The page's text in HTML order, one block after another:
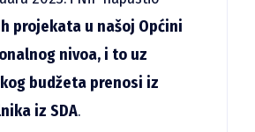
projekata u našoj Općini
nivoa, i to uz
budžeta prenosi iz
iz SDA.